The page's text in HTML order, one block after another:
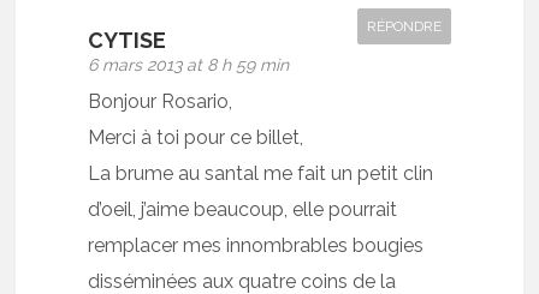
CYTISE
6 mars 2013 at 8 h 59 min
RÉPONDRE
Bonjour Rosario,
Merci à toi pour ce billet,
La brume au santal me fait un petit clin
d’oeil, j’aime beaucoup, elle pourrait
remplacer mes innombrables bougies
disséminées aux quatre coins de la